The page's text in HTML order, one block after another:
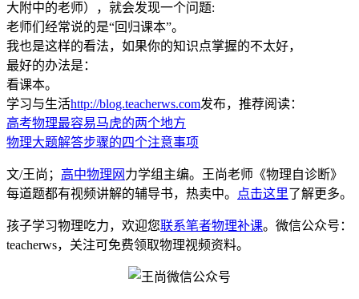
大附中的老师），就会发现一个问题:
老师们经常说的是“回归课本”。
我也是这样的看法，如果你的知识点掌握的不太好，
最好的办法是：
看课本。
学习与生活http://blog.teacherws.com发布，推荐阅读：
高考物理最容易马虎的两个地方
物理大题解答步骤的四个注意事项
文/王尚； 高中物理网 力学组主编。王尚老师《物理自诊断》
每道题都有视频讲解的辅导书，热卖中。
点击这里了解更多。
孩子学习物理吃力，欢迎您联系笔者物理补课。微信公众号：
teacherws，关注可免费领取物理视频资料。